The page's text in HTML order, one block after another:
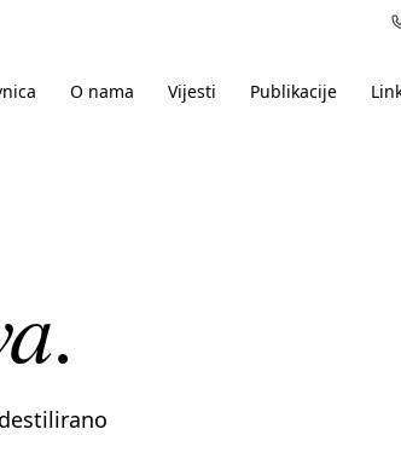
O nama Vijesti Publikacije
.